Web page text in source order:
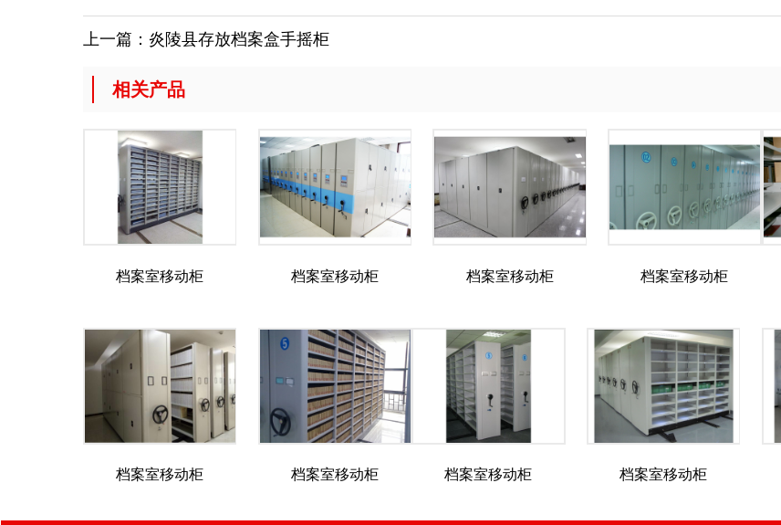
上一篇： 炎陵县存放档案盒手摇柜
相关产品
档案室移动柜 档案室移动柜 档案室移动柜 档案室移动柜
档案室移动柜 档案室移动柜 档案室移动柜 档案室移动柜